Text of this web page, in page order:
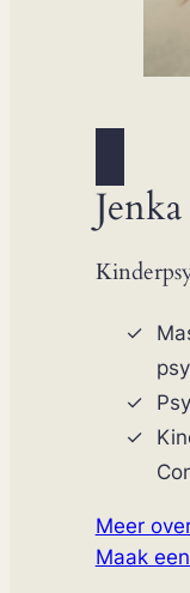
Meer
Maak